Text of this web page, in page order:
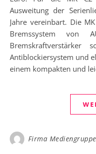
Ausweitung der
Jahre vereinbart. Die
Bremssystem von
Bremskraftverstärker
Antiblockiersystem und
einem kompakten und
Firma